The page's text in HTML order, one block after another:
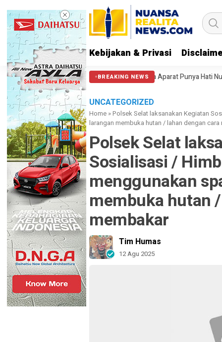
Kebijakan & Privasi
BREAKING NEWS
di Patung Kuda: Semoga Aparat Punya Hati Nurani Massa
UNCATEGORIZED
Home »Polsek Selat laksanakan Kegiatan
larangan membuka hutan / lahan dengan cara
Polsek Selat
Sosialisasi /
menggunakan
membuka hutan
membakar
Tim Humas
12 Agu 2025